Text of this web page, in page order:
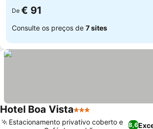
De € 91
Consulte os preços de 7 sites
Hotel Boa Vista3 Estrelas
8,6
Estacionamento privativo coberto e